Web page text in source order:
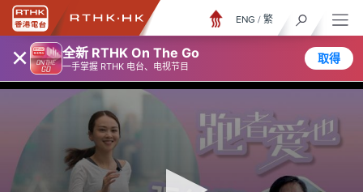
× 全新 RTHK On The Go
一手掌握 RTHK 电台、电视节目
取得
ENG / 繁